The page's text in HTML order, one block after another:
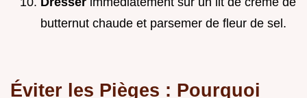
butternut chaude et parsemer de fleur de sel.
Éviter les Pièges : Pourquoi